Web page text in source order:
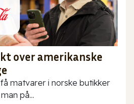
over amerikanske
matvarer i norske butikker
på...